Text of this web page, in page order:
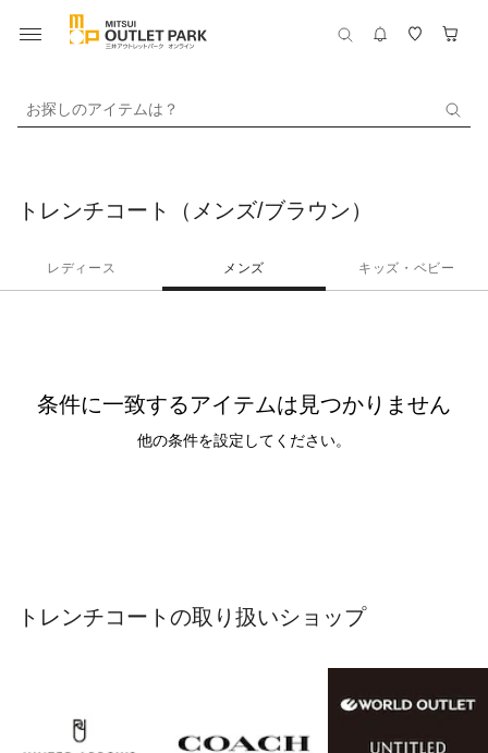
お探しのアイテムは？
トレンチコート（メンズ/ブラウン）
レディース メンズ キッズ・ベビー
条件に一致するアイテムは見つかりません
他の条件を設定してください。
トレンチコートの取り扱いショップ